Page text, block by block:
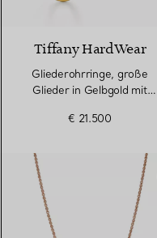
Tiffany HardWear
Gliederohrringe, große
Glieder in Gelbgold mit
€ 21.500